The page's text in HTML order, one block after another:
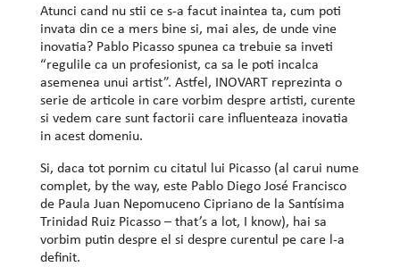
Atunci cand nu stii ce s-a facut inaintea ta, cum poti
invata din ce a mers bine si, mai ales, de unde vine
inovatia? Pablo Picasso spunea ca trebuie sa inveti
“regulile ca un profesionist, ca sa le poti incalca
asemenea unui artist”. Astfel, INOVART reprezinta o
serie de articole in care vorbim despre artisti, curente
si vedem care sunt factorii care influenteaza inovatia
in acest domeniu.
Si, daca tot pornim cu citatul lui Picasso (al carui nume
complet, by the way, este Pablo Diego José Francisco
de Paula Juan Nepomuceno Cipriano de la Santísima
Trinidad Ruiz Picasso – that’s a lot, I know), hai sa
vorbim putin despre el si despre curentul pe care l-a
definit.